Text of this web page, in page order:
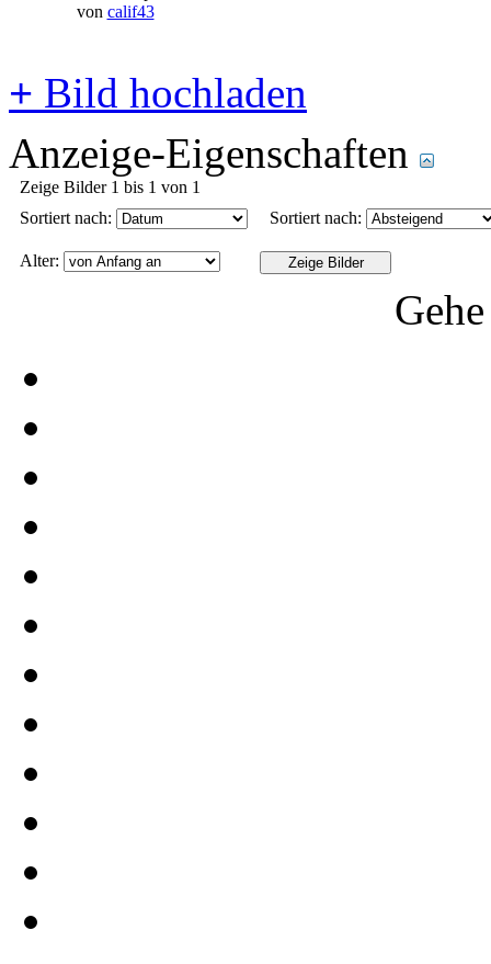
von calif43
+ Bild hochladen
Anzeige-Eigenschaften
Zeige Bilder 1 bis 1 von 1
Sortiert nach:
Sortiert nach:
Alter: